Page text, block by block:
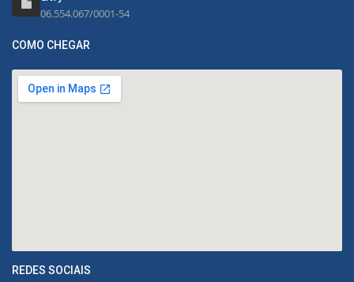
06.554.067/0001-54
COMO CHEGAR
REDES SOCIAIS